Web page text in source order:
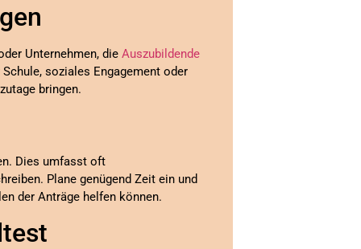
Unternehmen, die Auszubildende
soziales Engagement oder
zutage bringen.
Dies umfasst oft
Plane genügend Zeit ein und
der Anträge helfen können.